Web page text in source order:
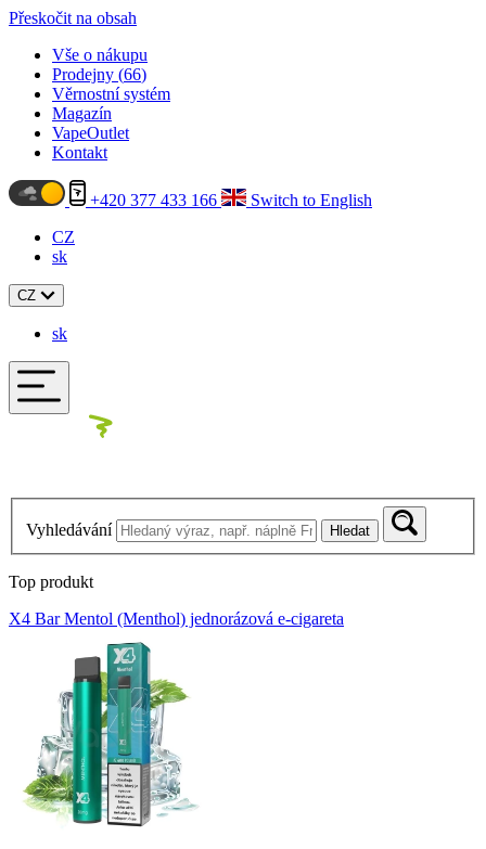
Přeskočit na obsah
Vše o nákupu
Prodejny (66)
Věrnostní systém
Magazín
VapeOutlet
Kontakt
+420 377 433 166
Switch to English
CZ
sk
CZ
sk
Vyhledávání Hledat
Top produkt
X4 Bar Mentol (Menthol) jednorázová e-cigareta